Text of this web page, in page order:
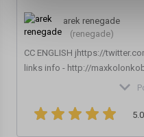
arek renegade
(renegade)
CC ENGLISH jhttps://
links info - http://
BOOK http://maxfanclub.com/
+ watch both MaxTV channels
5.0